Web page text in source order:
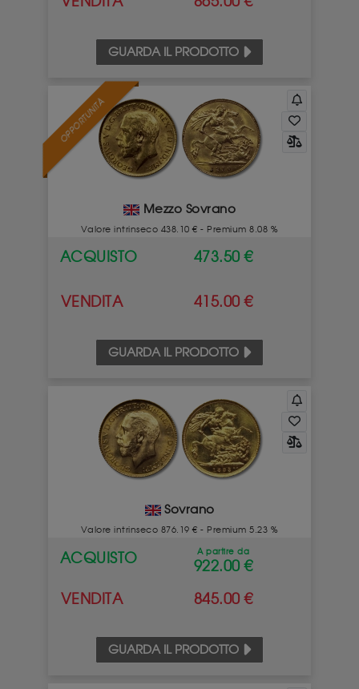
GUARDA IL PRODOTTO
OPPORTUNITÀ
Mezzo Sovrano
Valore intrinseco 438.10 € - Premium 8.08 %
ACQUISTO 473.50 €
VENDITA 415.00 €
GUARDA IL PRODOTTO
Sovrano
Valore intrinseco 876.19 € - Premium 5.23 %
ACQUISTO A partire da
922.00 €
VENDITA
845.00 €
GUARDA IL PRODOTTO